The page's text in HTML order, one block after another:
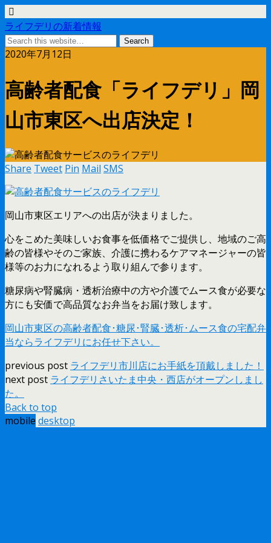
ライフデリの新着情報
2020年7月12日
高齢者配食「ライフデリ」岡
山市東区へ出店決定！
Share Tweet Pin Mail SMS
岡山市東区エリアへの出店が決まりました。
心をこめた美味しいお食事を低価格でご提供し、地域のご高
齢の皆様やそのご家族、介護に携わるケアマネージャーの皆
様等のお力になれるよう取り組んで参ります。
糖尿病や腎臓病・透析治療中の方や介護でムース食が必要な
方にも安価で高品質なお弁当をお届け致します。
岡山市東区の高齢者配食･糖尿･腎臓･透析･ムース食の宅配弁
当ならライフデリにお任せ下さい。
previous post ライフデリ市川店にお手紙を頂戴しました！
next post ライフデリさいたま中央・西店がオープンしまし
た。
Back to top
mobile desktop